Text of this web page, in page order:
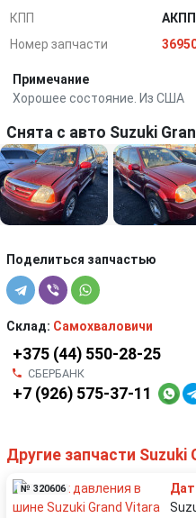
КПП
АКПП
Номер запчасти
Примечание
Хорошее состояние. Из США
Снята с авто Suzuki
Поделиться запчастью
Склад: Самохваловичи
+375 (44) 550-28-25
СБЕРБАНК
+7 (926) 575-37-11
Другие запчасти Suzuki
№ 320606